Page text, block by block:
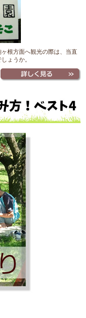
根方面へ観光の際は、当直
ょうか。